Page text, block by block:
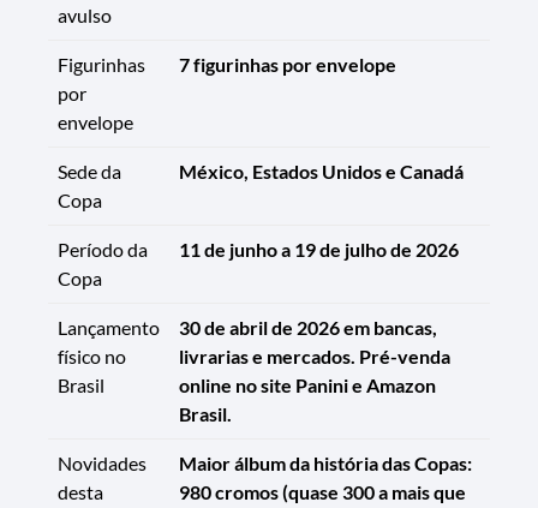
avulso
Figurinhas
por
envelope
7 figurinhas por envelope
Sede da
Copa
México, Estados Unidos e Canadá
Período da
Copa
11 de junho a 19 de julho de 2026
Lançamento
físico no
Brasil
30 de abril de 2026 em bancas,
livrarias e mercados. Pré-venda
online no site Panini e Amazon
Brasil.
Novidades
desta
Maior álbum da história das Copas:
980 cromos (quase 300 a mais que